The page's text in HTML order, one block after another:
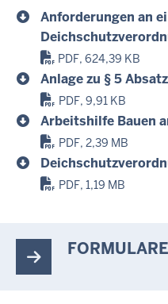
Anforderungen an
PDF, 624,39 KB
Anlage zu § 5
PDF, 9,91 KB
Arbeitshilfe Bauen
PDF, 2,39 MB
PDF, 1,19 MB
FORMULARE